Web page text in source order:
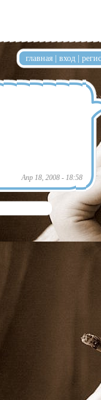
главная | вход |
Апр 18, 2008 - 18:58